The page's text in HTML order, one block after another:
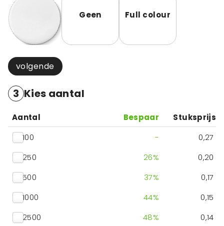
Geen Full colour
volgende
3 Kies aantal
Aantal Bespaar
Stuksprijs
100
-
0,27
250
26%
0,20
500
37%
0,17
1000
44%
0,15
2500
48% 0,14